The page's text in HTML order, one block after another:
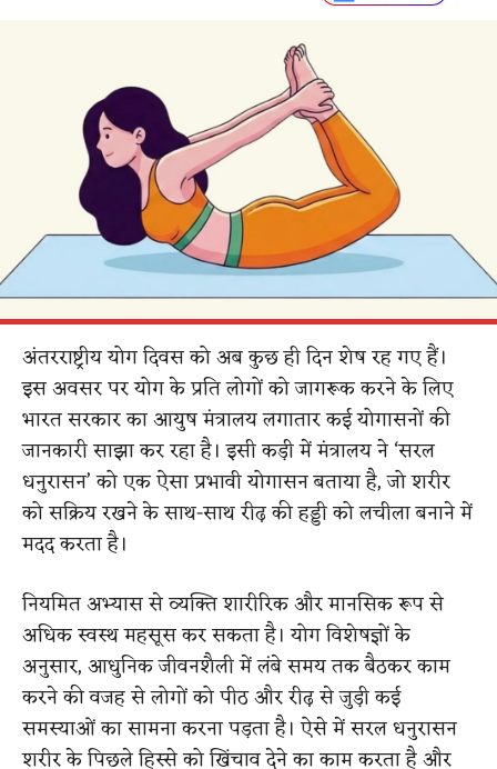
अंतरराष्ट्रीय योग दिवस को अब कुछ ही दिन शेष रह गए हैं।
इस अवसर पर योग के प्रति लोगों को जागरूक करने के लिए
भारत सरकार का आयुष मंत्रालय लगातार कई योगासनों की
जानकारी साझा कर रहा है। इसी कड़ी में मंत्रालय ने ‘सरल
धनुरासन’ को एक ऐसा प्रभावी योगासन बताया है, जो शरीर
को सक्रिय रखने के साथ-साथ रीढ़ की हड्डी को लचीला बनाने में
मदद करता है।
नियमित अभ्यास से व्यक्ति शारीरिक और मानसिक रूप से
अधिक स्वस्थ महसूस कर सकता है। योग विशेषज्ञों के
अनुसार, आधुनिक जीवनशैली में लंबे समय तक बैठकर काम
करने की वजह से लोगों को पीठ और रीढ़ से जुड़ी कई
समस्याओं का सामना करना पड़ता है। ऐसे में सरल धनुरासन
शरीर के पिछले हिस्से को खिंचाव देने का काम करता है और